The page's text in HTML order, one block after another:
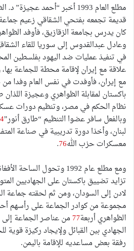
مطلع العام 1993 أخبر “أحمد
قديمة تجمعه بفتحي الشقاقي زعيم جماعة
كان يدرس بجامعة الزقازيق، فأوفد
وعادل عبدالقدوس إلى سوريا للقاء
في تنفيذ عمليات ضد اليهود بفلسطين
علاقة مع إيران لإقامة محطة للجماعة
باكستان لمقابلة الظواهري وعجيزة
نظام الحكم في مصر، وتنظيم دورات
وبالفعل سافر عضوا التنظيم “طارق أنور”
معسكرات حزب الله76
.
ومع مطلع عام 1992 وتحول
تزايد تضييق باكستان على الجهاديين
لادن إلى السودان، ومن ثم لحقته جماعة
مجموعة من كوادر الجماعة على رأسهم
الظواهري أربعة77من عناصر الجماعة إلى
الجهادي بين القبائل ولإيجاد ركيزة قوية
رفقة بعض مساعديه للإقامة باليمن.